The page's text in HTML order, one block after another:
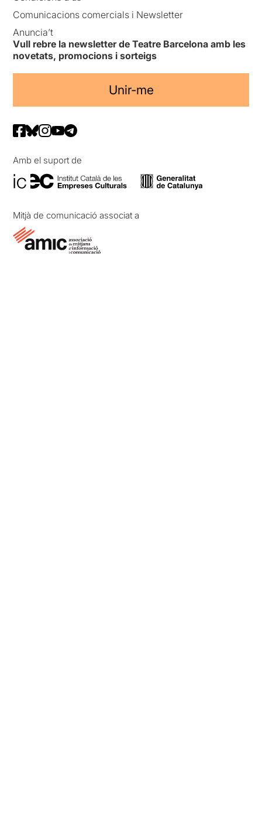
Comunicacions comercials i Newsletter
Anuncia’t
Vull rebre la newsletter de Teatre Barcelona amb les
novetats, promocions i sorteigs
Unir-me
Amb el suport de
Mitjà de comunicació associat a